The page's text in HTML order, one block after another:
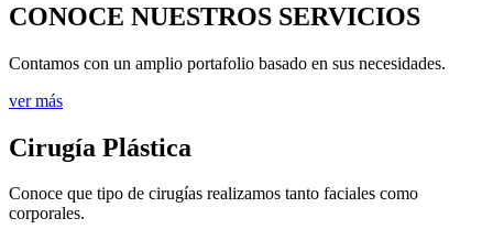
CONOCE NUESTROS SERVICIOS
Contamos con un amplio portafolio basado en sus necesidades.
ver más
Cirugía Plástica
Conoce que tipo de cirugías realizamos tanto faciales como
corporales.